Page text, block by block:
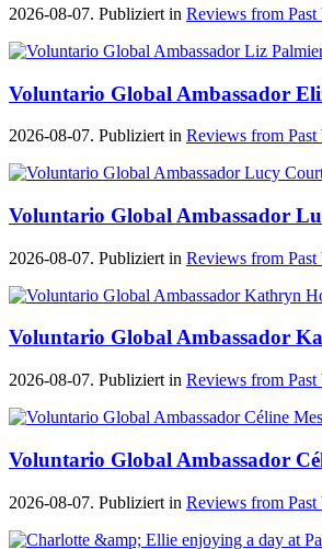
2026-08-07. Publiziert in Reviews from Past
Voluntario Global Ambassador
2026-08-07. Publiziert in Reviews from Past
Voluntario Global Ambassador
2026-08-07. Publiziert in Reviews from Past
Voluntario Global Ambassador
2026-08-07. Publiziert in Reviews from Past
Voluntario Global Ambassador
2026-08-07. Publiziert in Reviews from Past